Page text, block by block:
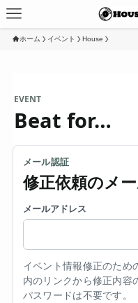
ホーム イベント House
EVENT
Beat for…
メール認証
修正依頼のメ
メールアドレス
イベント情報修正のため
内のリンクから修正内
パスワードは不要です。